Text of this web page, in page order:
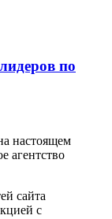
по
настоящем
агентство
сайта
с